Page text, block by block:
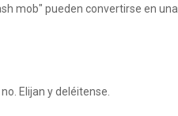
mob" pueden convertirse en una
Elijan y deléitense.